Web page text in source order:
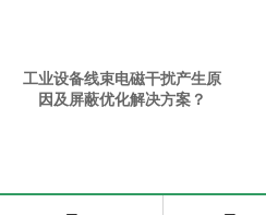
工业设备线束电磁干扰产生原
因及屏蔽优化解决方案？